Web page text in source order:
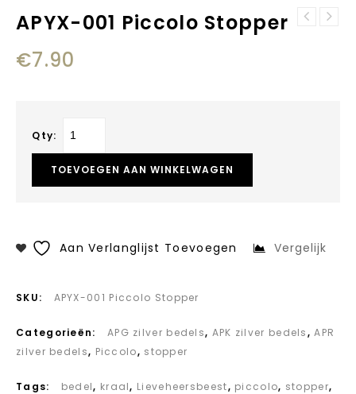
APYX-001 Piccolo Stopper
€7.90
Qty:
TOEVOEGEN AAN WINKELWAGEN
Aan Verlanglijst Toevoegen Vergelijk
SKU: APYX-001 Piccolo Stopper
Categorieën: APG zilver bedels, APK zilver bedels,APR
zilver bedels, Piccolo, stopper
Tags: bedel, kraal, Lieveheersbeest, piccolo, stopper,